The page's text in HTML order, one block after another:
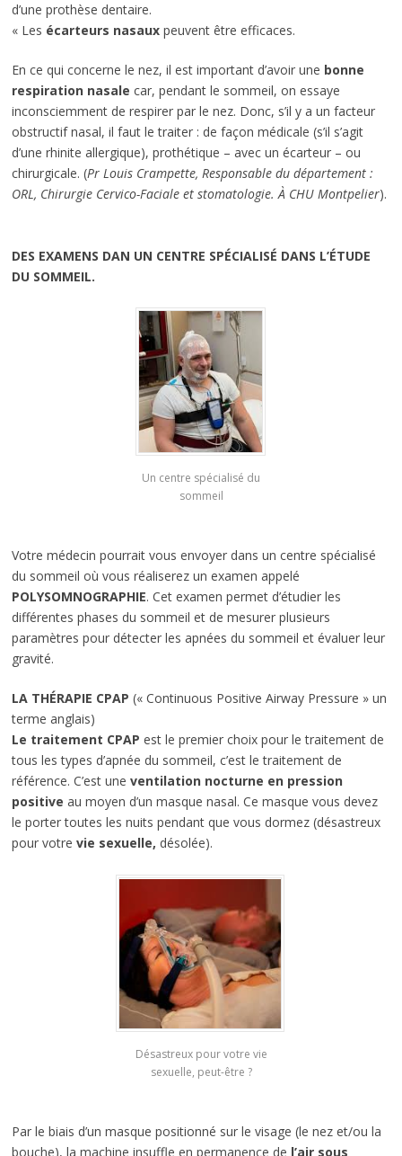
d’une prothèse dentaire.
« Les écarteurs nasauxpeuvent être efficaces.
En ce qui concerne le nez, il est important d’avoir une bonne
respiration nasale car, pendant le sommeil, on essaye
inconsciemment de respirer par le nez. Donc, s’il y a un facteur
obstructif nasal, il faut le traiter : de façon médicale (s’il s’agit
d’une rhinite allergique), prothétique – avec un écarteur – ou
chirurgicale. (Pr Louis Crampette, Responsable du département :
ORL, Chirurgie Cervico-Faciale et stomatologie. À CHU Montpelier).
DES EXAMENS DAN UN CENTRE SPÉCIALISÉ DANS L’ÉTUDE
DU SOMMEIL.
Un centre spécialisé du
sommeil
Votre médecin pourrait vous envoyer dans un centre spécialisé
du sommeil où vous réaliserez un examen appelé
POLYSOMNOGRAPHIE. Cet examen permet d’étudier les
différentes phases du sommeil et de mesurer plusieurs
paramètres pour détecter les apnées du sommeil et évaluer leur
gravité.
LA THÉRAPIE CPAP (« Continuous Positive Airway Pressure » un
terme anglais)
Le traitement CPAP est le premier choix pour le traitement de
tous les types d’apnée du sommeil, c’est le traitement de
référence. C’est une ventilation nocturne en pression
positive au moyen d’un masque nasal. Ce masque vous devez
le porter toutes les nuits pendant que vous dormez (désastreux
pour votre vie sexuelle, désolée).
Désastreux pour votre vie
sexuelle, peut-être ?
Par le biais d’un masque positionné sur le visage (le nez et/ou la
bouche), la machine insuffle en permanence de l’air sous